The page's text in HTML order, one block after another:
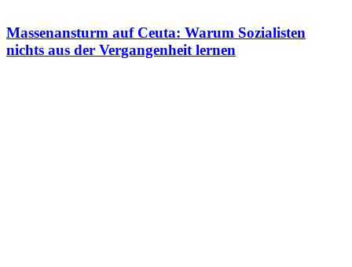
Massenansturm auf Ceuta: Warum Sozialisten
nichts aus der Vergangenheit lernen